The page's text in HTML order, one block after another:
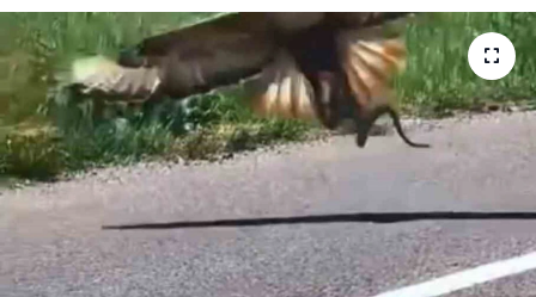
ELAZIĞ
GENEL
GÜNDEM
HABERDE İNSAN
KÜLTÜR-SANAT